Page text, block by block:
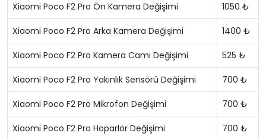
Xiaomi Poco F2 Pro Ön Kamera Değişimi 1050 ₺
Xiaomi Poco F2 Pro Arka Kamera Değişimi 1400 ₺
Xiaomi Poco F2 Pro Kamera Camı Değişimi 525 ₺
Xiaomi Poco F2 Pro Yakınlık Sensörü Değişimi 700 ₺
Xiaomi Poco F2 Pro Mikrofon Değişimi 700 ₺
Xiaomi Poco F2 Pro Hoparlör Değişimi 700 ₺